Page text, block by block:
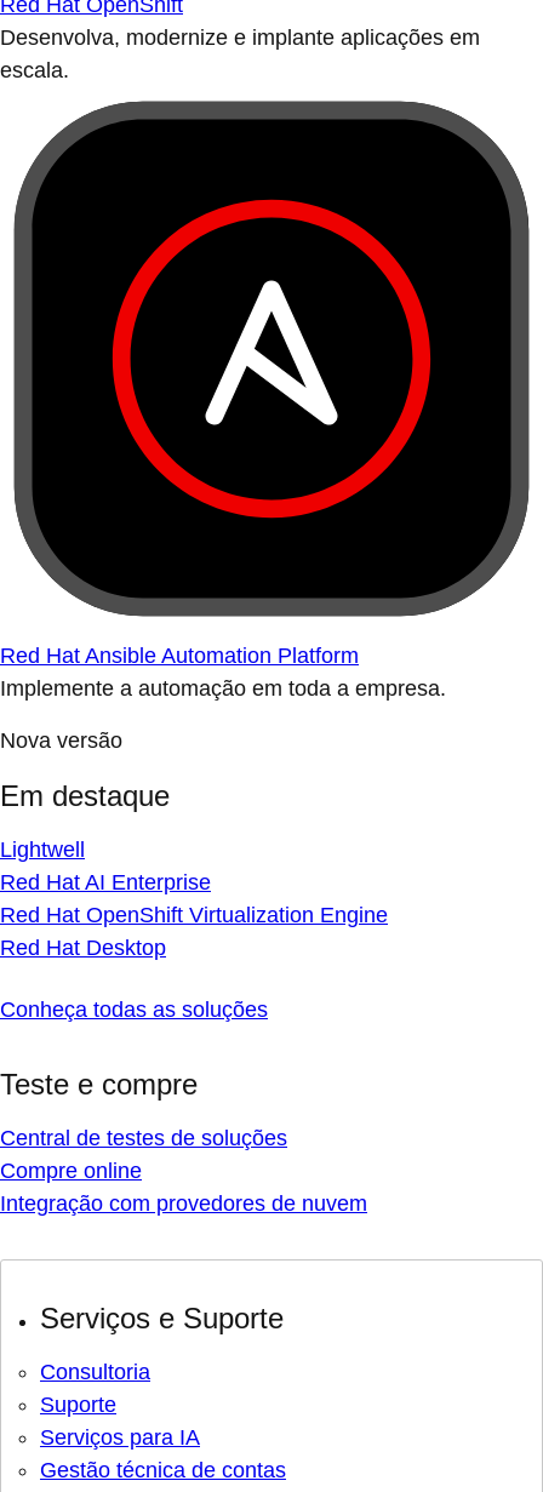
Red Hat OpenShift
Desenvolva, modernize e implante aplicações em
escala.
Red Hat Ansible Automation Platform
Implemente a automação em toda a empresa.
Nova versão
Em destaque
Lightwell
Red Hat AI Enterprise
Red Hat OpenShift Virtualization Engine
Red Hat Desktop
Conheça todas as soluções
Teste e compre
Central de testes de soluções
Compre online
Integração com provedores de nuvem
Serviços e Suporte
Consultoria
Suporte
Serviços para IA
Gestão técnica de contas